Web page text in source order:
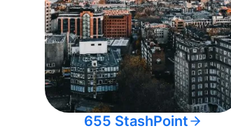
655 StashPoint